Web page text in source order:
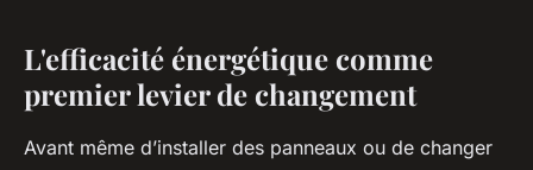
L'efficacité énergétique comme
premier levier de changement
Avant même d’installer des panneaux ou de changer